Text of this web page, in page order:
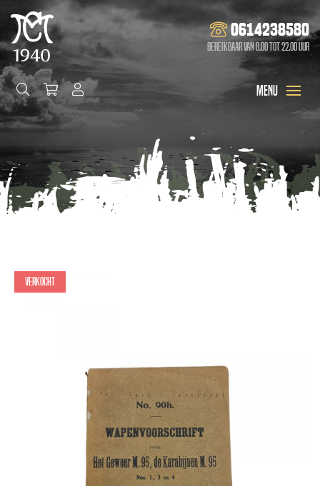
0614238580
Bereikbaar van 8.00 tot 22.00 uur
Verkocht